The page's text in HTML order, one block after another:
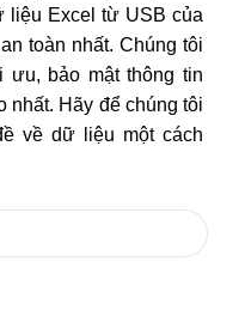
liệu Excel từ USB của
toàn nhất. Chúng tôi
ưu, bảo mật thông tin
nhất. Hãy để chúng tôi
về dữ liệu một cách